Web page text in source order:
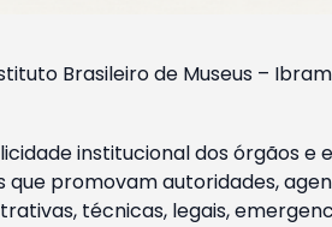
Brasileiro de Museus –
institucional dos órgãos e
promovam autoridades,
técnicas, legais,